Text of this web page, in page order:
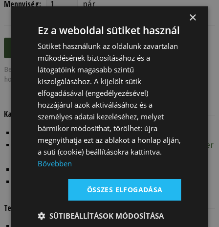
Mennyiség: pár
Bejelentkezett felhasználóink kívánság listájukhoz is
hozzáadhatják a terméket.
Kapcsolodó linkek:
Air Boost szellőző rendszer
[Mérettáblázat] Tattini Bracco, Breton, Boxer és Terrier
lovaglócsizmák
[Méret] Hogyan mérjünk?
[video] Tattini Close Contact Boxer Csizma
Termékcsoport:
×
Ez a weboldal sütiket használ
Sütiket használunk az oldalunk zavartalan
működésének biztosításához és a
látogatóink magasabb szintű
kiszolgálásához. A kijelölt sütik
elfogadásával (engedélyezésével)
hozzájárul azok aktiválásához és a
személyes adatai kezeléséhez, melyet
bármikor módosíthat, törölhet: újra
megnyithatja ezt az ablakot a honlap alján,
a süti (cookie) beállításokra kattintva.
Bővebben
ÖSSZES ELFOGADÁSA
SÜTIBEÁLLÍTÁSOK MÓDOSÍTÁSA